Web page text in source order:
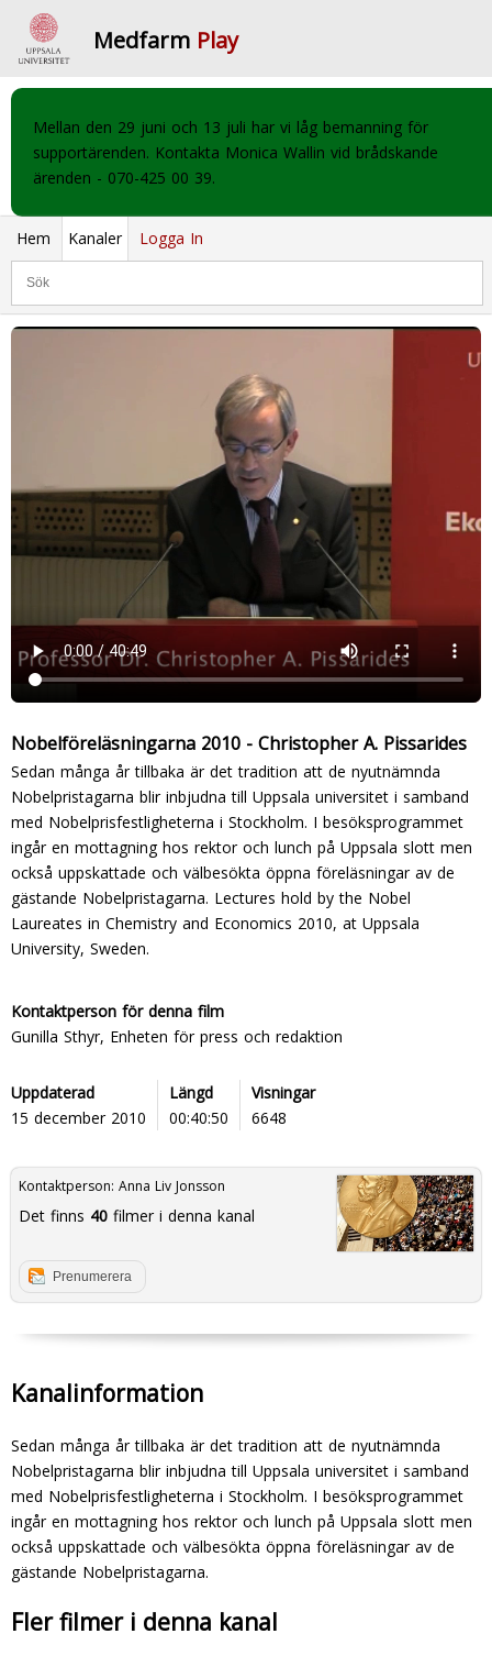
Medfarm Play
Mellan den 29 juni och 13 juli har vi låg bemanning för
supportärenden. Kontakta Monica Wallin vid brådskande
ärenden - 070-425 00 39.
Hem Kanaler Logga In
Nobelföreläsningarna 2010 - Christopher A. Pissarides
Sedan många år tillbaka är det tradition att de nyutnämnda
Nobelpristagarna blir inbjudna till Uppsala universitet i samband
med Nobelprisfestligheterna i Stockholm. I besöksprogrammet
ingår en mottagning hos rektor och lunch på Uppsala slott men
också uppskattade och välbesökta öppna föreläsningar av de
gästande Nobelpristagarna. Lectures hold by the Nobel
Laureates in Chemistry and Economics 2010, at Uppsala
University, Sweden.
Kontaktperson för denna film
Gunilla Sthyr, Enheten för press och redaktion
Uppdaterad
15 december 2010
Längd
00:40:50
Visningar
6648
Kontaktperson: Anna Liv Jonsson
Det finns 40filmer i denna kanal
Prenumerera
Kanalinformation
Sedan många år tillbaka är det tradition att de nyutnämnda
Nobelpristagarna blir inbjudna till Uppsala universitet i samband
med Nobelprisfestligheterna i Stockholm. I besöksprogrammet
ingår en mottagning hos rektor och lunch på Uppsala slott men
också uppskattade och välbesökta öppna föreläsningar av de
gästande Nobelpristagarna.
Fler filmer i denna kanal